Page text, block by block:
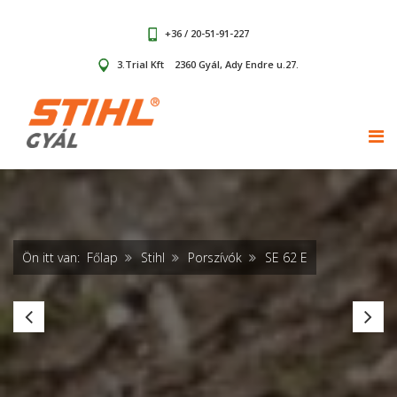
+36 / 20-51-91-227
3.Trial Kft 2360 Gyál, Ady Endre u.27.
Ön itt van: Főlap Stihl Porszívók SE 62 E
SEA
60.0
L
L